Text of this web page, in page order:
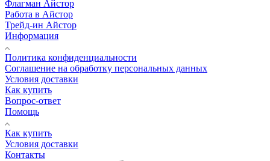
Флагман Айстор
Работа в Айстор
Трейд-ин Айстор
Информация
Политика конфиденциальности
Соглашение на обработку персональных данных
Условия доставки
Как купить
Вопрос-ответ
Помощь
Как купить
Условия доставки
Контакты